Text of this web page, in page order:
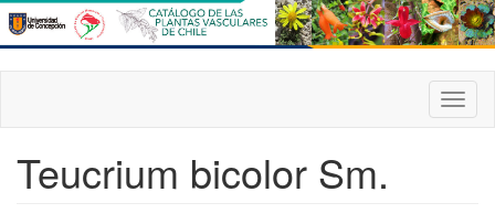
Pasar
al
contenido
principal
Teucrium bicolor Sm.